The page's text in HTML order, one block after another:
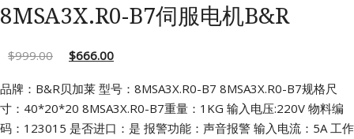
8MSA3X.R0-B7伺服电机B&R
$999.00 $666.00
品牌：B&R贝加莱 型号：8MSA3X.R0-B7 8MSA3X.R0-B7规格尺
寸：40*20*20 8MSA3X.R0-B7重量：1KG 输入电压:220V 物料编
码：123015 是否进口：是 报警功能：声音报警 输入电流：5A工作